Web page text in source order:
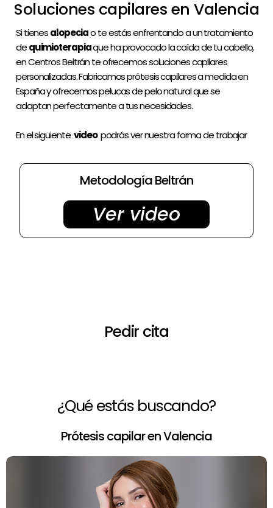
Pedir cita
Soluciones capilares en Valencia
Si tienesalopeciao te estás enfrentando a un tratamiento
dequimioterapiaque ha provocado la caída de tu cabello,
en Centros Beltrán te ofrecemos soluciones capilares
personalizadas. Fabricamos prótesis capilares a medida en
España y ofrecemos pelucas de pelo natural que se
adaptan perfectamente a tus necesidades.
En el siguientevideopodrás ver nuestra forma de trabajar
Metodología Beltrán
Ver video
Pedir cita
¿Qué estás buscando?
Prótesis capilar en Valencia